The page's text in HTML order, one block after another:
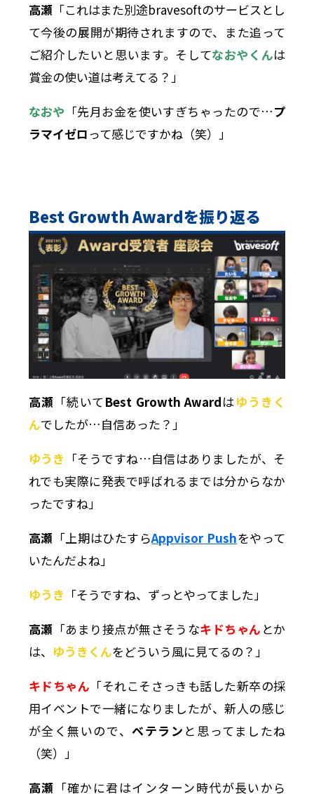
高瀬 「これはまた別途bravesoftのサービスとし
て今後の展開が期待されますので、また追って
ご紹介したいと思います。そしてなおや くんは
賞金の使い道は考えてる？」
なおや 「先月お金を使いすぎちゃったので…プ
ラマイゼロって感じですかね（笑）」
Best Growth Awardを振り返る
高瀬 「続いてBest Growth Awardはゆうきく
んでしたが…自信あった？」
ゆうき 「そうですね…自信はありましたが、そ
れでも実際に発表で呼ばれるまでは分からなか
ったですね」
高瀬 「上期はひたすらAppvisor Pushをやって
いたんだよね」
ゆうき 「そうですね、ずっとやってました」
高瀬 「あまり接点が無さそうなキドちゃん とか
は、 ゆうきくんをどういう風に見てるの？」
キドちゃん 「それこそさっきも話した新卒の採
用イベントで一緒になりましたが、新人の感じ
が全く無いので、ベテラン と思ってましたね
（笑）」
高瀬 「確かに君はインターン時代が長いから